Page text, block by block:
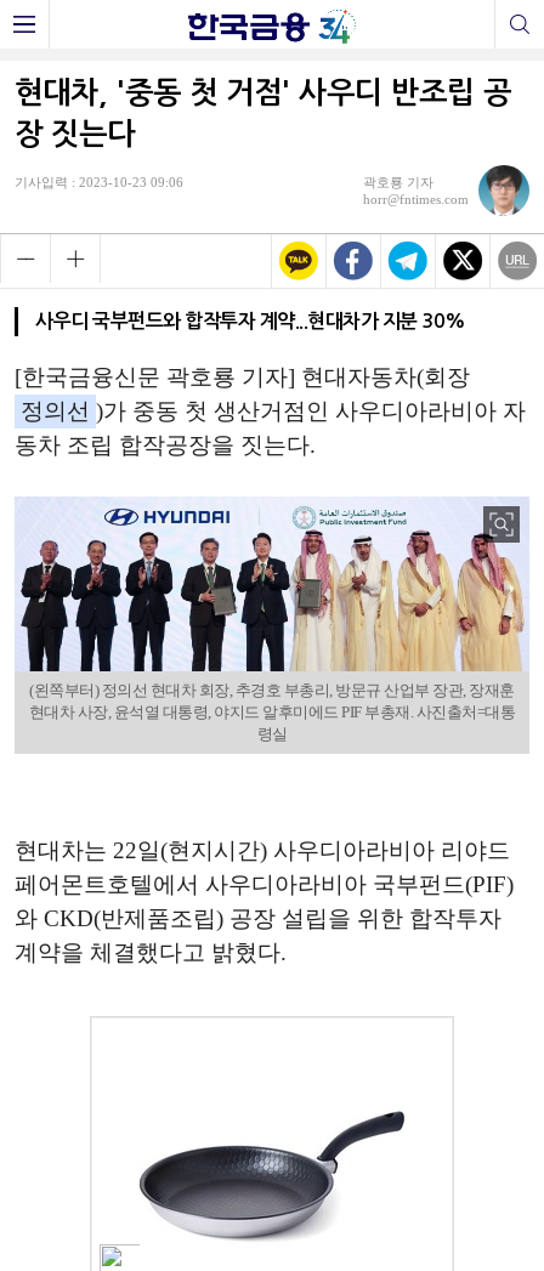
현대차, '중동 첫 거점' 사우디 반조립 공
장 짓는다
기사입력 : 2023-10-23 09:06
곽호룡 기자
horr@fntimes.com
사우디 국부펀드와 합작투자 계약...현대차가 지분 30%
[한국금융신문 곽호룡 기자] 현대자동차(회장
정의선 )가 중동 첫 생산거점인 사우디아라비아 자
동차 조립 합작공장을 짓는다.
(왼쪽부터) 정의선 현대차 회장, 추경호 부총리, 방문규 산업부 장관, 장재훈
현대차 사장, 윤석열 대통령, 야지드 알후미에드 PIF 부총재. 사진출처=대통
령실
현대차는 22일(현지시간) 사우디아라비아 리야드
페어몬트호텔에서 사우디아라비아 국부펀드(PIF)
와 CKD(반제품조립) 공장 설립을 위한 합작투자
계약을 체결했다고 밝혔다.